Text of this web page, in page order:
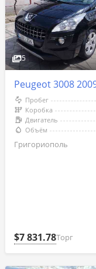
5
Peugeot 3008
Пробег
Коробка
Двигатель
Объём
Григориополь
$7 831.78Торг